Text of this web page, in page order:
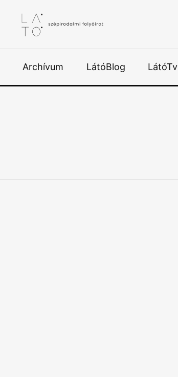
Archívum LátóBlog LátóTv